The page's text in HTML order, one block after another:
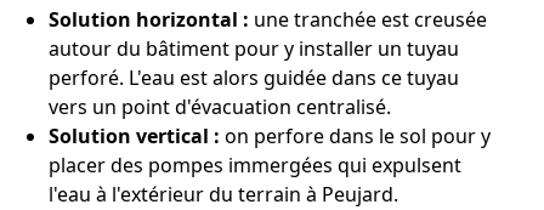
Solution horizontal : une tranchée est creusée
autour du bâtiment pour y installer un tuyau
perforé. L'eau est alors guidée dans ce tuyau
vers un point d'évacuation centralisé.
Solution vertical : on perfore dans le sol pour y
placer des pompes immergées qui expulsent
l'eau à l'extérieur du terrain à Peujard.